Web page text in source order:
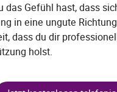
das Gefühl hast, dass
in eine ungute
dass du dir
holst.